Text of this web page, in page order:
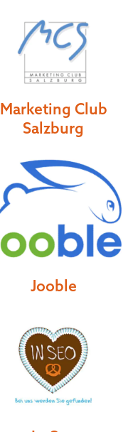
Marketing Club
Salzburg
Jooble